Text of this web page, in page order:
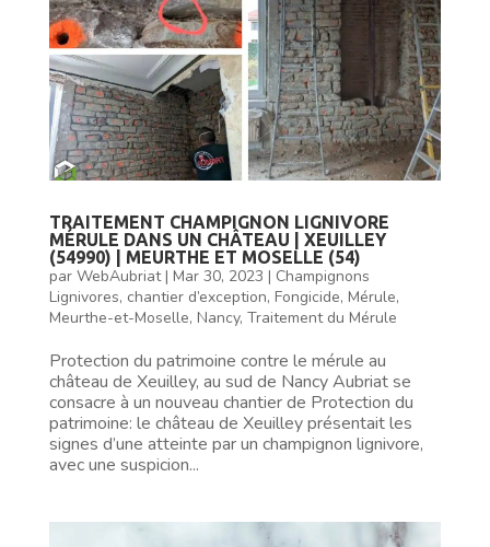
TRAITEMENT CHAMPIGNON LIGNIVORE
MÉRULE DANS UN CHÂTEAU | XEUILLEY
(54990) | MEURTHE ET MOSELLE (54)
par WebAubriat| Mar 30, 2023 | Champignons
Lignivores, chantier d’exception, Fongicide, Mérule,
Meurthe-et-Moselle, Nancy, Traitement du Mérule
Protection du patrimoine contre le mérule au
château de Xeuilley, au sud de Nancy Aubriat se
consacre à un nouveau chantier de Protection du
patrimoine: le château de Xeuilley présentait les
signes d’une atteinte par un champignon lignivore,
avec une suspicion...